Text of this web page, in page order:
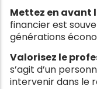
Mettez en avant
financier est
générations
Valorisez le
s’agit d’un
intervenir dans le